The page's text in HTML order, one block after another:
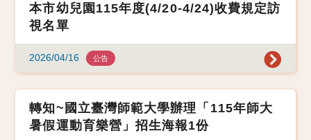
本市幼兒園115年度(4/20-4/24)收費規定訪
視名單
2026/04/16 公告
轉知~國立臺灣師範大學辦理「115年師大
暑假運動育樂營」招生海報1份